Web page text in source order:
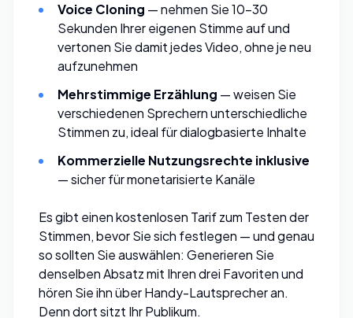
Voice Cloning — nehmen Sie 10–30
Sekunden Ihrer eigenen Stimme auf und
vertonen Sie damit jedes Video, ohne je neu
aufzunehmen
Mehrstimmige Erzählung — weisen Sie
verschiedenen Sprechern unterschiedliche
Stimmen zu, ideal für dialogbasierte Inhalte
Kommerzielle Nutzungsrechte inklusive
— sicher für monetarisierte Kanäle
Es gibt einen kostenlosen Tarif zum Testen der
Stimmen, bevor Sie sich festlegen — und genau
so sollten Sie auswählen: Generieren Sie
denselben Absatz mit Ihren drei Favoriten und
hören Sie ihn über Handy-Lautsprecher an.
Denn dort sitzt Ihr Publikum.